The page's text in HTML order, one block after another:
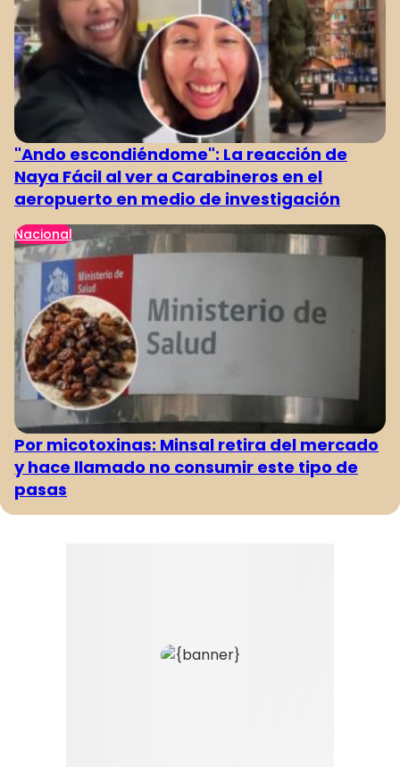
"Ando escondiéndome": La reacción de
Naya Fácil al ver a Carabineros en el
aeropuerto en medio de investigación
Nacional
Por micotoxinas: Minsal retira del mercado
y hace llamado no consumir este tipo de
pasas